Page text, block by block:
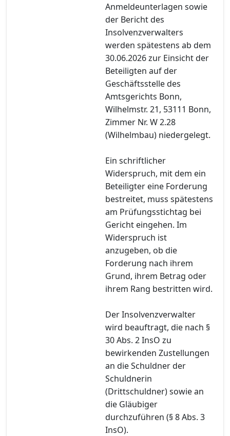
Anmeldeunterlagen sowie
der Bericht des
Insolvenzverwalters
werden spätestens ab dem
30.06.2026 zur Einsicht der
Beteiligten auf der
Geschäftsstelle des
Amtsgerichts Bonn,
Wilhelmstr. 21, 53111 Bonn,
Zimmer Nr. W 2.28
(Wilhelmbau) niedergelegt.
Ein schriftlicher
Widerspruch, mit dem ein
Beteiligter eine Forderung
bestreitet, muss spätestens
am Prüfungsstichtag bei
Gericht eingehen. Im
Widerspruch ist
anzugeben, ob die
Forderung nach ihrem
Grund, ihrem Betrag oder
ihrem Rang bestritten wird.
Der Insolvenzverwalter
wird beauftragt, die nach §
30 Abs. 2 InsO zu
bewirkenden Zustellungen
an die Schuldner der
Schuldnerin
(Drittschuldner) sowie an
die Gläubiger
durchzuführen (§ 8 Abs. 3
InsO).